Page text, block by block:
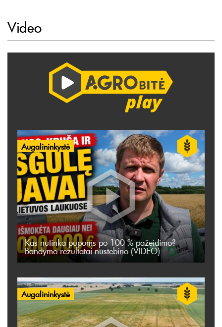
Video
Augalininkystė
Kas nutinka pupoms po 100 % pažeidimo?
Bandymo rezultatai nustebino (VIDEO)
Augalininkystė